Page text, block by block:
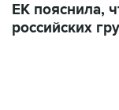
ЕК пояснила,
российских